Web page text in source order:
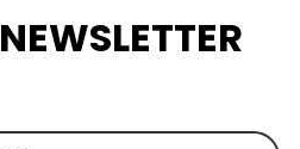
NEWSLETTER